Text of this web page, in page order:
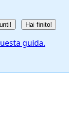
Hai finito!
guida.